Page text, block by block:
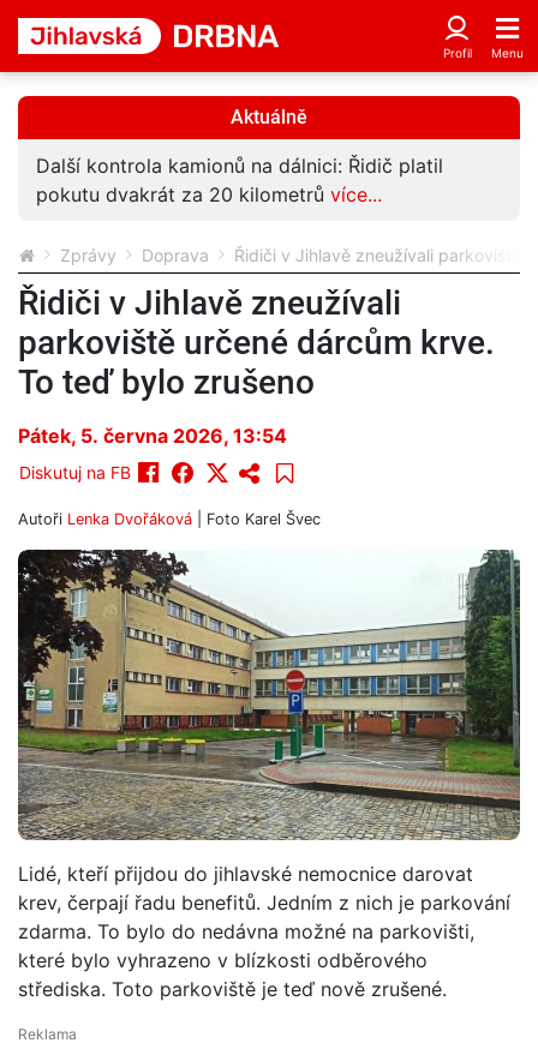
Aktuálně
Další kontrola kamionů na dálnici: Řidič platil
pokutu dvakrát za 20 kilometrů více...
Zprávy Doprava Řidiči v Jihlavě zneužívali parkoviště
Řidiči v Jihlavě zneužívali
parkoviště určené dárcům krve.
To teď bylo zrušeno
Pátek, 5. června 2026, 13:54
Diskutuj na FB
Autoři Lenka Dvořáková | Foto Karel Švec
Lidé, kteří přijdou do jihlavské nemocnice darovat
krev, čerpají řadu benefitů. Jedním z nich je parkování
zdarma. To bylo do nedávna možné na parkovišti,
které bylo vyhrazeno v blízkosti odběrového
střediska. Toto parkoviště je teď nově zrušené.